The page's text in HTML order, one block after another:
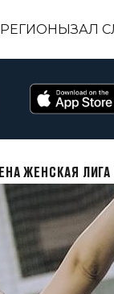
РЕГИОНЫЗАЛ
ЖЕНСКАЯ ЛИГА